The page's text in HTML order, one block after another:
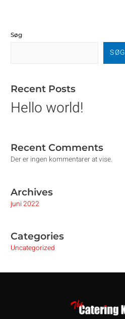
Søg
SØG
Recent Posts
Hello world!
Recent Comments
Der er ingen kommentarer at vise.
Archives
juni 2022
Categories
Uncategorized